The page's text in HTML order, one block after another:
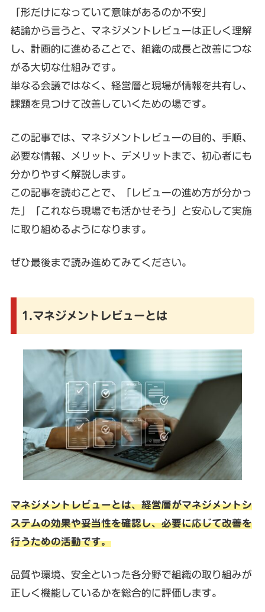
「形だけになっていて意味があるのか不安」
結論から言うと、マネジメントレビューは正しく理解
し、計画的に進めることで、組織の成長と改善につな
がる大切な仕組みです。
単なる会議ではなく、経営層と現場が情報を共有し、
課題を見つけて改善していくための場です。
この記事では、マネジメントレビューの目的、手順、
必要な情報、メリット、デメリットまで、初心者にも
分かりやすく解説します。
この記事を読むことで、「レビューの進め方が分かっ
た」「これなら現場でも活かせそう」と安心して実施
に取り組めるようになります。
ぜひ最後まで読み進めてみてください。
1.マネジメントレビューとは
マネジメントレビューとは、経営層がマネジメントシ
ステムの効果や妥当性を確認し、必要に応じて改善を
行うための活動です。
品質や環境、安全といった各分野で組織の取り組みが
正しく機能しているかを総合的に評価します。